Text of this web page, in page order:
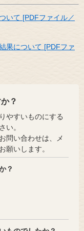
いて [PDFファイル／
果について [PDFファ
？
やすいものにする
い。
問い合わせは、メ
願いします。
？